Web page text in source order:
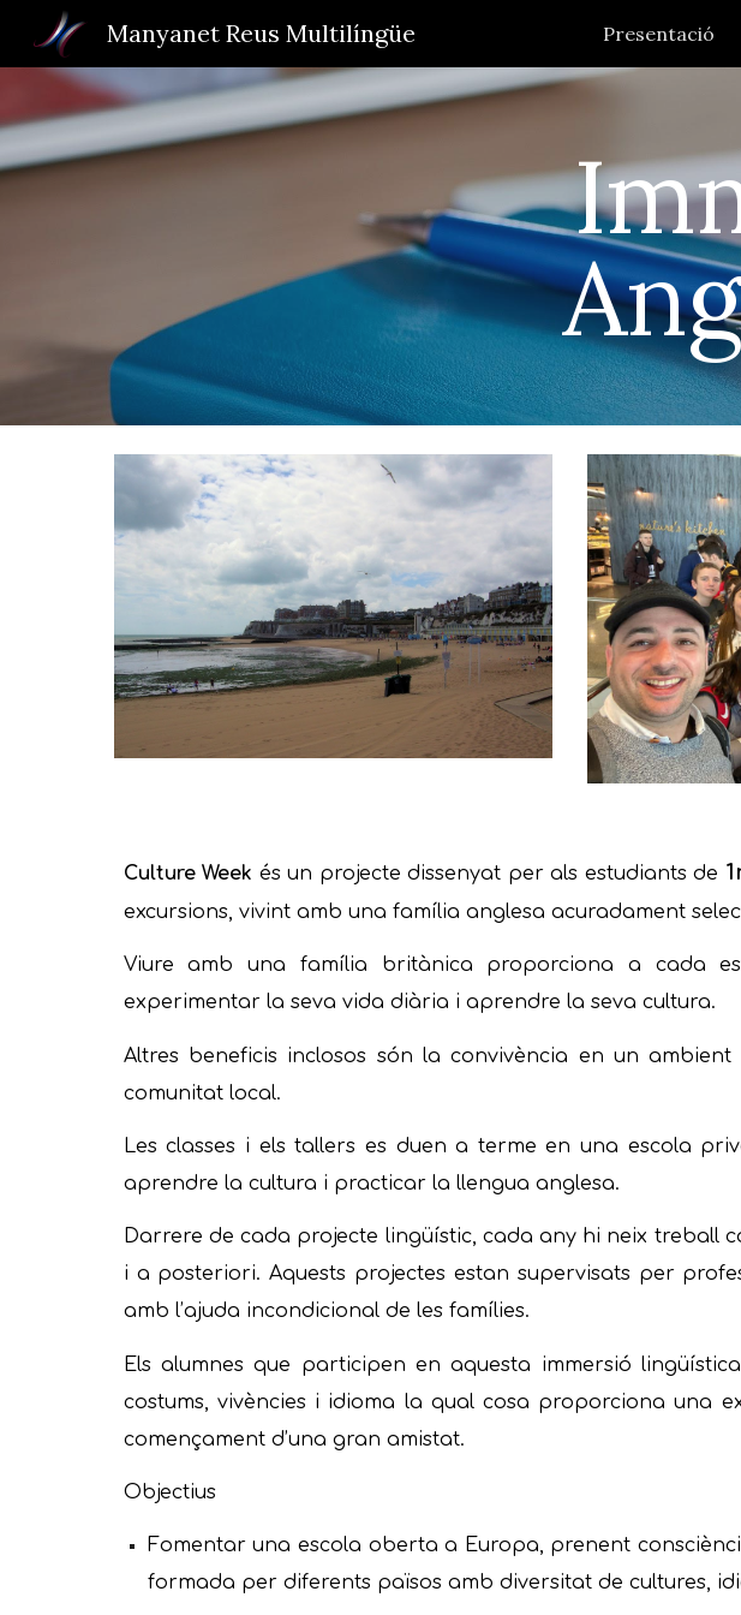
Skip to main content
Manyanet Reus Multilíngüe Presentació
Culture Week és un projecte dissenyat per als estudiants de
excursions, vivint amb una família anglesa acuradament
Viure amb una família britànica proporciona a cada
experimentar la seva vida diària i aprendre la seva cultura.
Altres beneficis inclosos són la convivència en un
comunitat local.
Les classes i els tallers es duen a terme en una escola
aprendre la cultura i practicar la llengua anglesa.
Darrere de cada projecte lingüístic, cada any hi neix treball
i a posteriori. Aquests projectes estan supervisats per
amb l’ajuda incondicional de les famílies.
Els alumnes que participen en aquesta immersió
costums, vivències i idioma la qual cosa proporciona una
començament d’una gran amistat.
Objectius
Fomentar una escola oberta a Europa, prenent
formada per diferents països amb diversitat de cultures,